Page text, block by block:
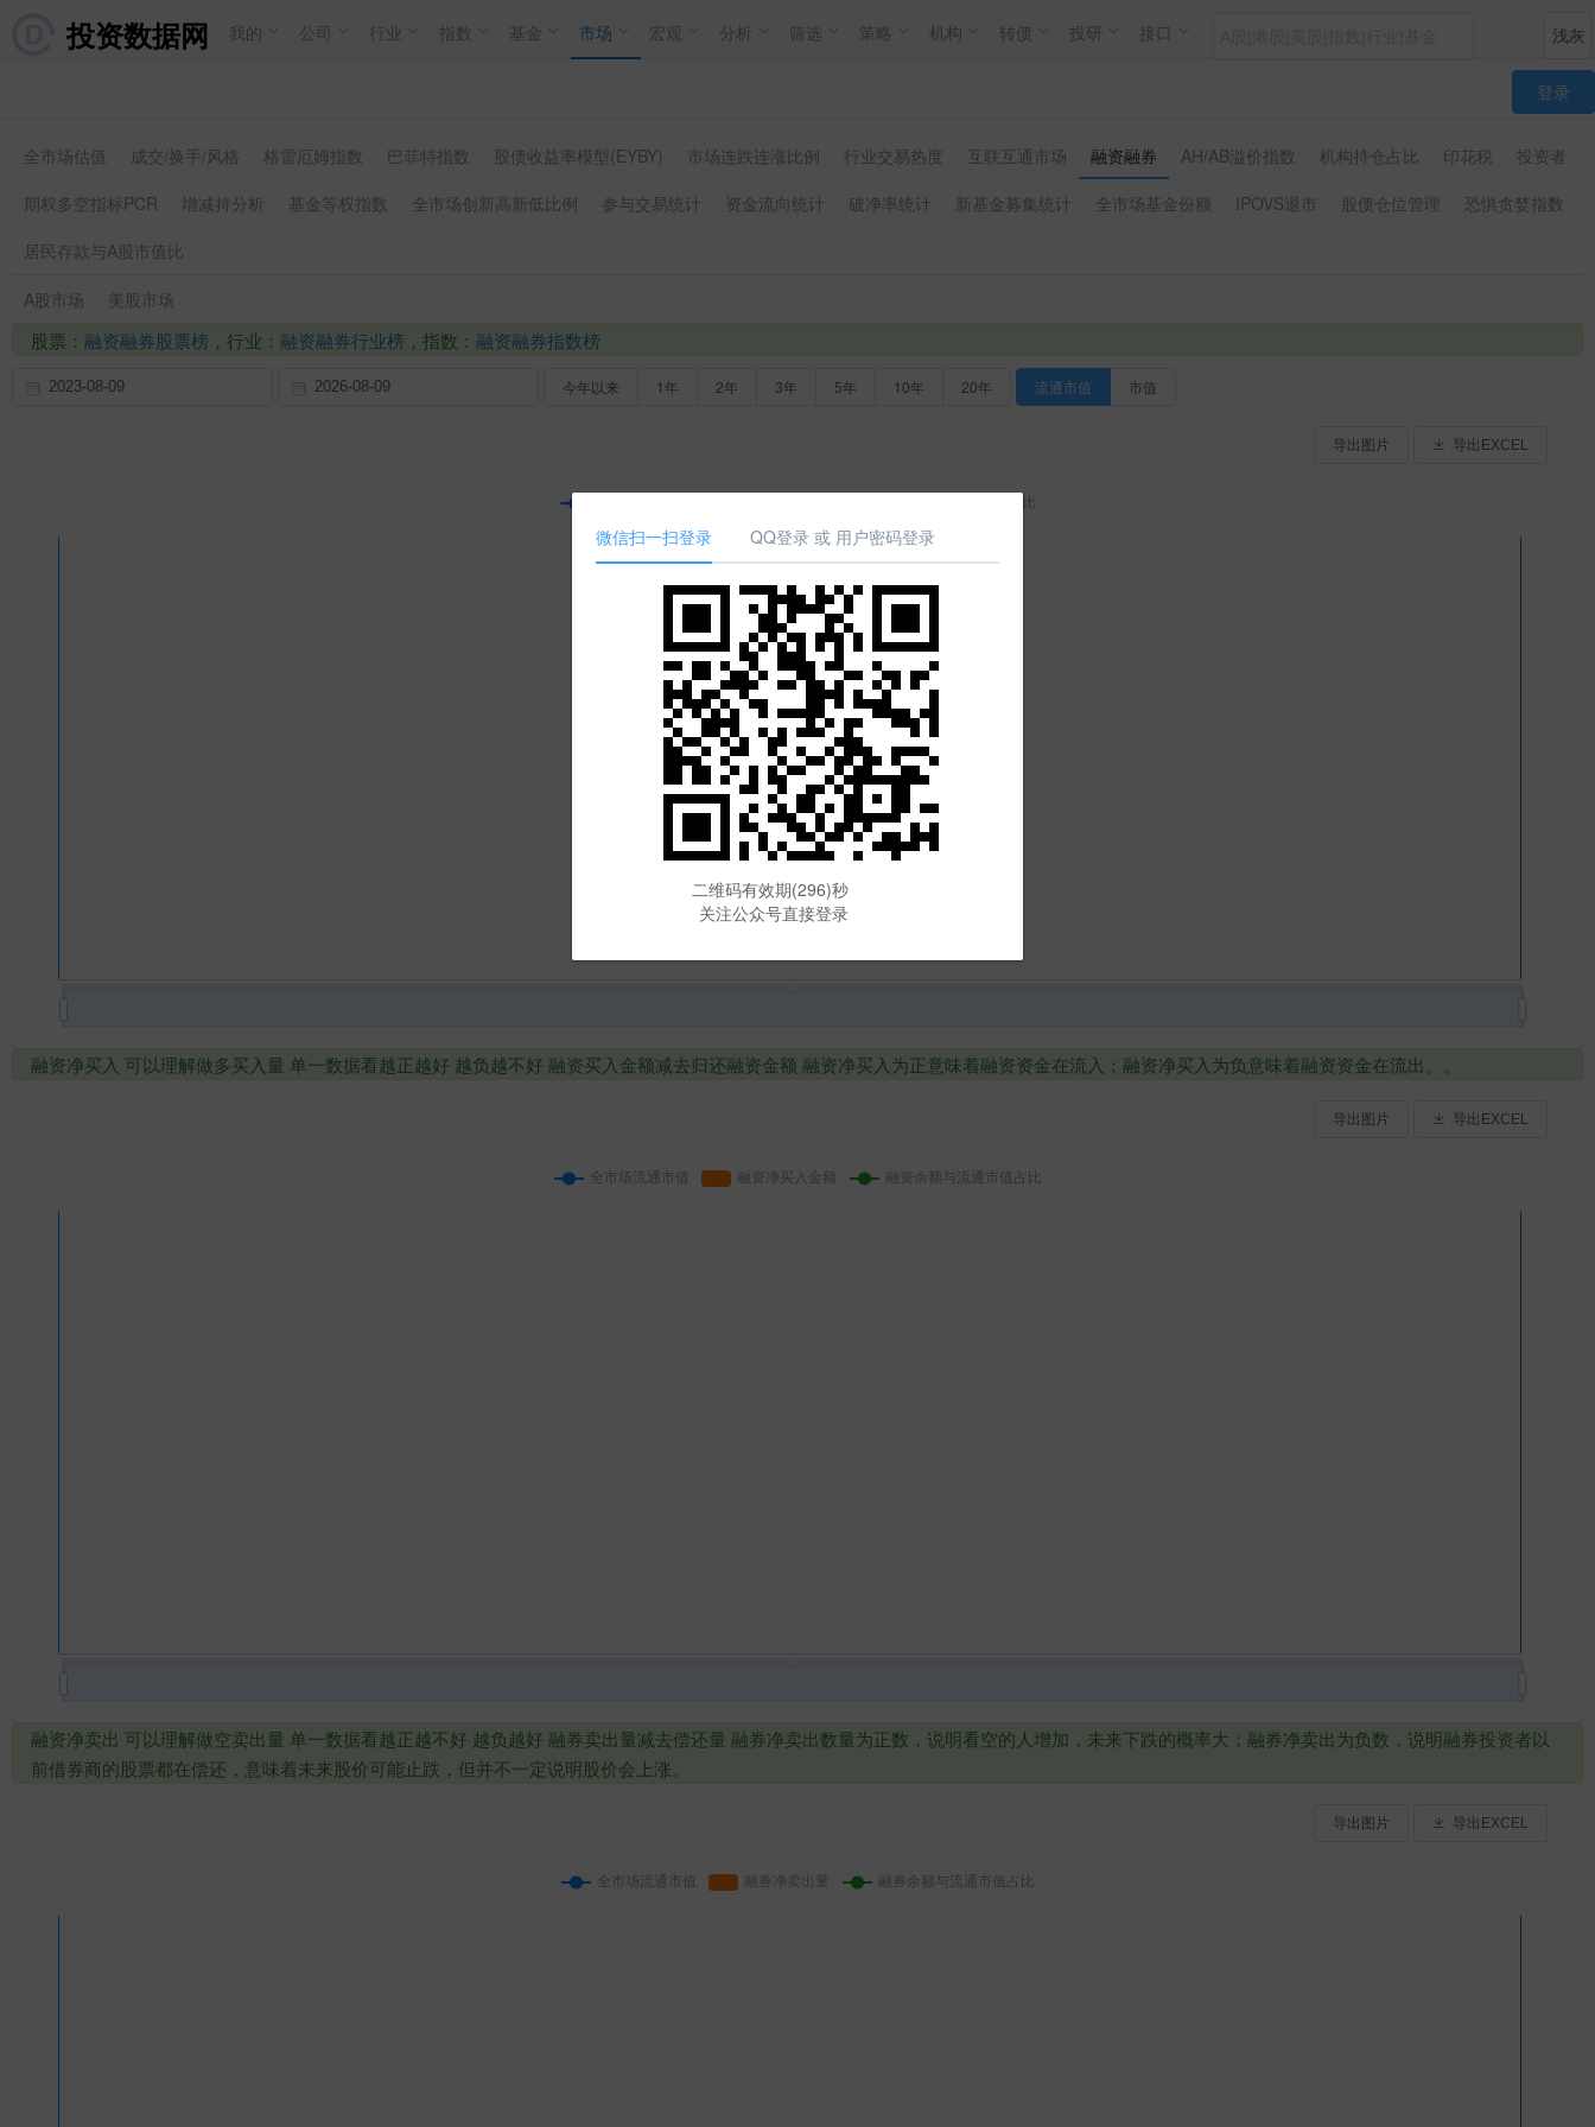
投资数据网 我的 公司 行业 指数 基金 市场 宏观 分析 筛选 策略 机构 转债 投研 接口
登录
微信扫一扫登录 QQ登录 或 用户密码登录
二维码有效期(294)秒
关注公众号直接登录
全市场估值 成交/换手/风格 格雷厄姆指数 巴菲特指数 股债收益率模型(EYBY) 市场连跌连涨比例 行业交易热度 互联互通市场 融资融券 AH/AB溢价指数 机构持仓占比 印花税
投资者
期权多空指标PCR
增减持分析 基金等权指数 全市场创新高新低比例 参与交易统计 资金流向统计 破净率统计 新基金募集统计 全市场基金份额 IPOVS退市 股债仓位管理
恐惧贪婪指数
居民存款与A股市值比
A股市场 美股市场
股票： 融资融券股票榜 ，行业： 融资融券行业榜 ，指数： 融资融券指数榜
今年以来 1年 2年 3年 5年 10年 20年 流通市值 市值
导出图片 导出EXCEL
融资净买入 可以理解做多买入量 单一数据看越正越好 越负越不好 融资买入金额减去归还融资金额 融资净买入为正意味着融资资金在流入；融资净买入为负意味着融资资金在流出。。
导出图片 导出EXCEL
融资净卖出 可以理解做空卖出量 单一数据看越正越不好 越负越好 融券卖出量减去偿还量 融券净卖出数量为正数，说明看空的人增加，未来下跌的概率大；融券净卖出为负数，说明融券投资者以
前借券商的股票都在偿还，意味着未来股价可能止跌，但并不一定说明股价会上涨。
导出图片 导出EXCEL